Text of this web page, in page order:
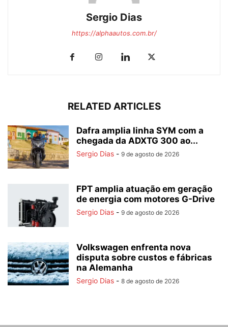
Sergio Dias
https://alphaautos.com.br/
RELATED ARTICLES
Dafra amplia linha SYM com a
chegada da ADXTG 300 ao...
Sergio Dias - 9 de agosto de 2026
FPT amplia atuação em geração
de energia com motores G-Drive
Sergio Dias - 9 de agosto de 2026
Volkswagen enfrenta nova
disputa sobre custos e fábricas
na Alemanha
Sergio Dias - 8 de agosto de 2026